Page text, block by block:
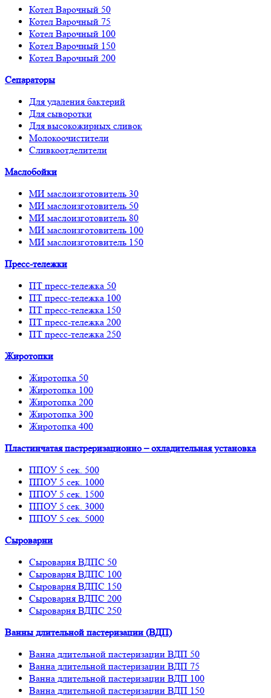
Котел Варочный 50
Котел Варочный 75
Котел Варочный 100
Котел Варочный 150
Котел Варочный 200
Сепараторы
Для удаления бактерий
Для сыворотки
Для высокожирных сливок
Молокоочистители
Сливкоотделители
Маслобойки
МИ маслоизготовитель 30
МИ маслоизготовитель 50
МИ маслоизготовитель 80
МИ маслоизготовитель 100
МИ маслоизготовитель 150
Пресс-тележки
ПТ пресс-тележка 50
ПТ пресс-тележка 100
ПТ пресс-тележка 150
ПТ пресс-тележка 200
ПТ пресс-тележка 250
Жиротопки
Жиротопка 50
Жиротопка 100
Жиротопка 200
Жиротопка 300
Жиротопка 400
Пластинчатая пастреризационно – охладительная установка
ППОУ 5 сек. 500
ППОУ 5 сек. 1000
ППОУ 5 сек. 1500
ППОУ 5 сек. 3000
ППОУ 5 сек. 5000
Сыроварни
Сыроварня ВДПС 50
Сыроварня ВДПС 100
Сыроварня ВДПС 150
Сыроварня ВДПС 200
Сыроварня ВДПС 250
Ванны длительной пастеризации (ВДП)
Ванна длительной пастеризации ВДП 50
Ванна длительной пастеризации ВДП 75
Ванна длительной пастеризации ВДП 100
Ванна длительной пастеризации ВДП 150